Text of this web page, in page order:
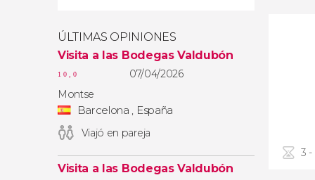
ÚLTIMAS OPINIONES
Visita a las Bodegas Valdubón
10,0
07/04/2026
Montse
Barcelona , España
Viajó en pareja
Visita a las Bodegas Valdubón
3 -